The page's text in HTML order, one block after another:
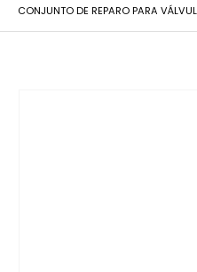
CONJUNTO DE REPARO PARA